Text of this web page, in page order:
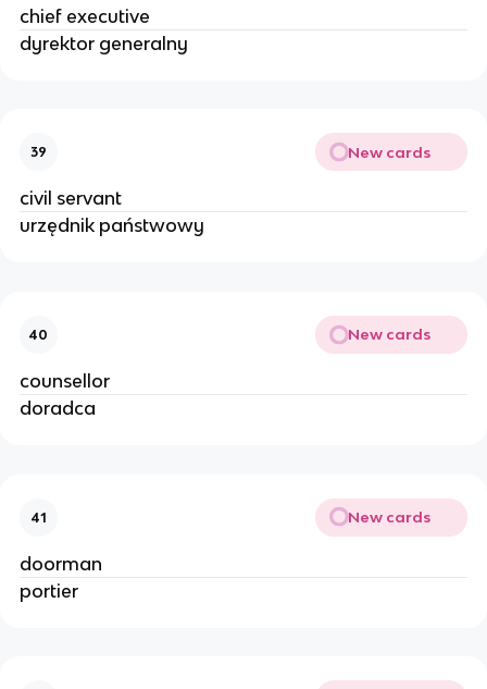
chief executive
dyrektor generalny
39 New cards
civil servant
urzędnik państwowy
40 New cards
counsellor
doradca
41 New cards
doorman
portier